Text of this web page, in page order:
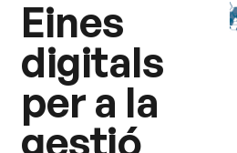
Eines
digitals
per a la
gestió